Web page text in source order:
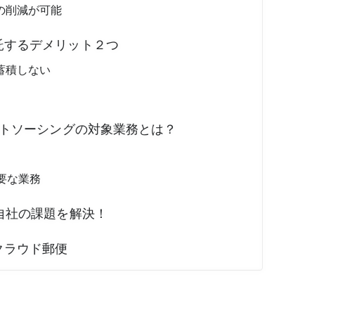
削減が可能
るデメリット２つ
積しない
ソーシングの対象業務とは？
な業務
の課題を解決！
ウド郵便